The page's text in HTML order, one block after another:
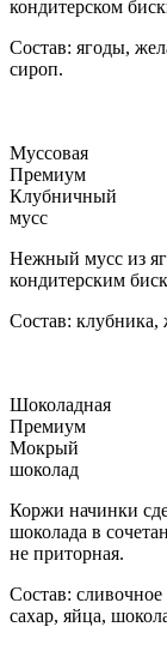
кондитерском
Состав: ягоды,
сироп.
Муссовая
Премиум
Клубничный
мусс
Нежный мусс из
кондитерским
Состав: клубника,
Шоколадная
Премиум
Мокрый
шоколад
Коржи начинки
шоколада в
не приторная.
Состав:
сахар, яйца,